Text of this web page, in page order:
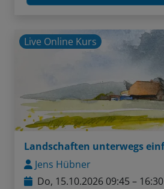
Live Online Kurs
Jens Hübner
Do, 15.10.2026 09:45 – 16:30